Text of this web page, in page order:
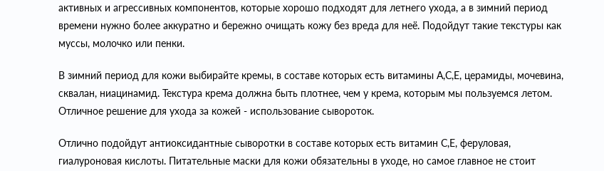
активных и агрессивных компонентов, которые хорошо подходят для летнего ухода, а в зимний период
времени нужно более аккуратно и бережно очищать кожу без вреда для неё. Подойдут такие текстуры как
муссы, молочко или пенки.
В зимний период для кожи выбирайте кремы, в составе которых есть витамины А,С,Е, церамиды, мочевина,
сквалан, ниацинамид. Текстура крема должна быть плотнее, чем у крема, которым мы пользуемся летом.
Отличное решение для ухода за кожей - использование сывороток.
Отлично подойдут антиоксидантные сыворотки в составе которых есть витамин С,Е, феруловая,
гиалуроновая кислоты. Питательные маски для кожи обязательны в уходе, но самое главное не стоит